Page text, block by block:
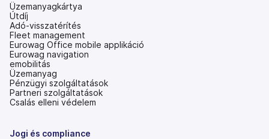
Üzemanyagkártya
Útdíj
Adó-visszatérítés
Fleet management
Eurowag Office mobile applikáció
Eurowag navigation
emobilitás
Üzemanyag
Pénzügyi szolgáltatások
Partneri szolgáltatások
Csalás elleni védelem
Jogi és compliance